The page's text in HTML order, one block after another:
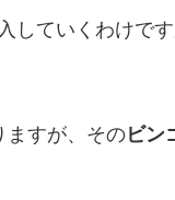
していくわけで
ますが、そのビン